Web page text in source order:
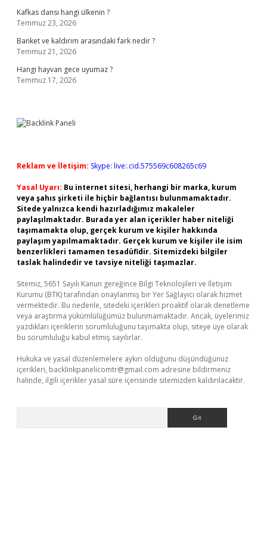
Kafkas dansı hangi ülkenin ?
Temmuz 23, 2026
Banket ve kaldırım arasındaki fark nedir ?
Temmuz 21, 2026
Hangi hayvan gece uyumaz ?
Temmuz 17, 2026
Reklam ve İletişim: Skype: live:.cid.575569c608265c69
Yasal Uyarı: Bu internet sitesi, herhangi bir marka, kurum
veya şahıs şirketi ile hiçbir bağlantısı bulunmamaktadır.
Sitede yalnızca kendi hazırladığımız makaleler
paylaşılmaktadır. Burada yer alan içerikler haber niteliği
taşımamakta olup, gerçek kurum ve kişiler hakkında
paylaşım yapılmamaktadır. Gerçek kurum ve kişiler ile isim
benzerlikleri tamamen tesadüfidir. Sitemizdeki bilgiler
taslak halindedir ve tavsiye niteliği taşımazlar.
Sitemiz, 5651 Sayılı Kanun gereğince Bilgi Teknolojileri ve İletişim
Kurumu (BTK) tarafından onaylanmış bir Yer Sağlayıcı olarak hizmet
vermektedir. Bu nedenle, sitedeki içerikleri proaktif olarak denetleme
veya araştırma yükümlülüğümüz bulunmamaktadır. Ancak, üyelerimiz
yazdıkları içeriklerin sorumluluğunu taşımakta olup, siteye üye olarak
bu sorumluluğu kabul etmiş sayılırlar.
Hukuka ve yasal düzenlemelere aykırı olduğunu düşündüğünüz
içerikleri, backlinkpanelicomtr@gmail.com adresine bildirmeniz
halinde, ilgili içerikler yasal süre içerisinde sitemizden kaldırılacaktır.